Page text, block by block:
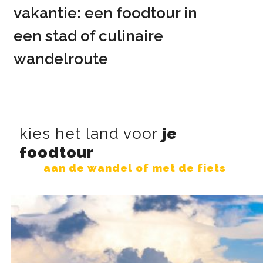
vakantie: een foodtour in
een stad of culinaire
wandelroute
kies het land voor je
foodtour
aan de wandel of met de fiets